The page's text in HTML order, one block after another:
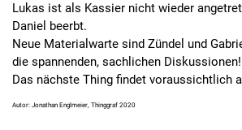
Lukas ist als Kassier nicht wieder
Daniel beerbt.
Neue Materialwarte sind Zündel und
die spannenden, sachlichen Diskussionen!
Das nächste Thing findet voraussichtlich
Autor: Jonathan Englmeier, Thinggraf 2020